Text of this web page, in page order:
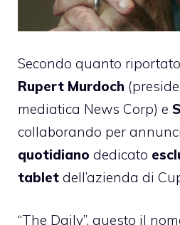
Secondo quanto
Rupert Murdoch
mediatica News Corp) e
collaborando per
quotidiano dedicato
tablet dell’azienda di
“The Daily”, questo il